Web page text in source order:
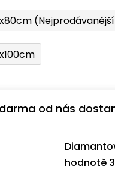
od nás
hodnotě